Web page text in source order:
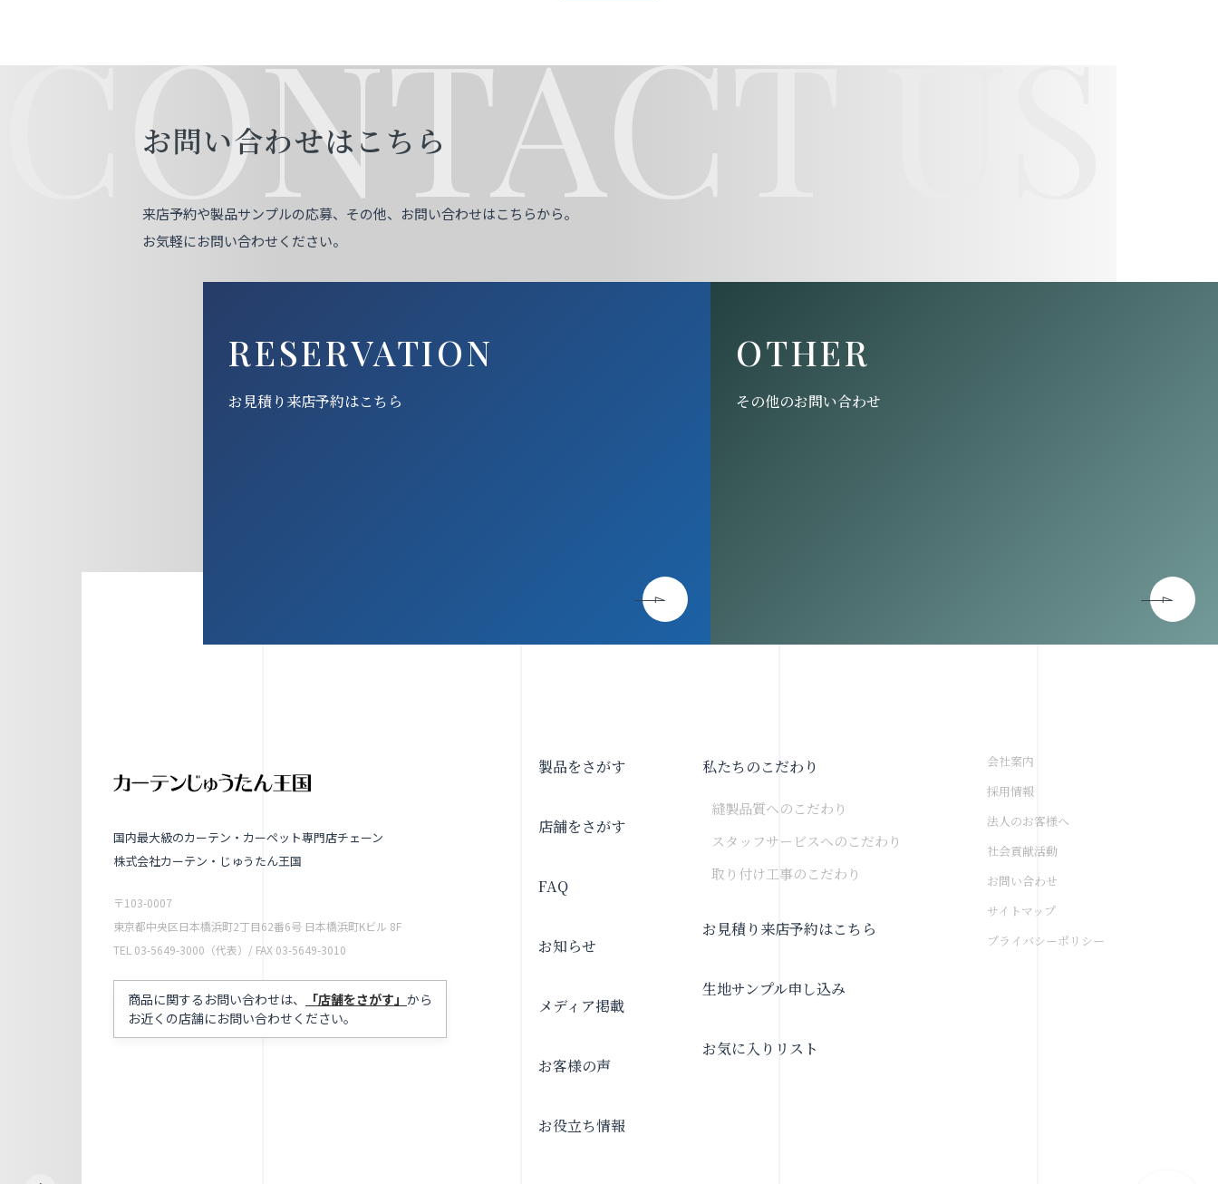
CONTACT US
お問い合わせはこちら
来店予約や製品サンプルの応募、その他、お問い合わせはこちらから。
お気軽にお問い合わせください。
RESERVATION
お見積り来店予約はこちら
OTHER
その他のお問い合わせ
国内最大級のカーテン・カーペット専門店チェーン
株式会社カーテン・じゅうたん王国
〒103-0007
東京都中央区日本橋浜町2丁目62番6号 日本橋浜町Kビル 8F
TEL 03-5649-3000（代表）/ FAX 03-5649-3010
商品に関するお問い合わせは、 「店舗をさがす」 から
お近くの店舗にお問い合わせください。
製品をさがす
店舗をさがす
FAQ
お知らせ
メディア掲載
お客様の声
お役立ち情報
私たちのこだわり
縫製品質へのこだわり
スタッフサービスへのこだわり
取り付け工事のこだわり
お見積り来店予約はこちら
生地サンプル申し込み
お気に入りリスト
会社案内
採用情報
法人のお客様へ
社会貢献活動
お問い合わせ
サイトマップ
プライバシーポリシー